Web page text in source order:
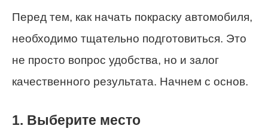
Перед тем, как начать покраску автомобиля,
необходимо тщательно подготовиться. Это
не просто вопрос удобства, но и залог
качественного результата. Начнем с основ.
1. Выберите место